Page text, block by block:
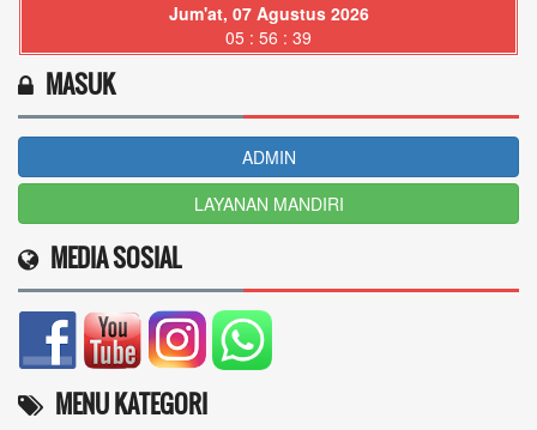
Jum'at, 07 Agustus 2026
05 : 56 : 40
MASUK
ADMIN
LAYANAN MANDIRI
MEDIA SOSIAL
MENU KATEGORI